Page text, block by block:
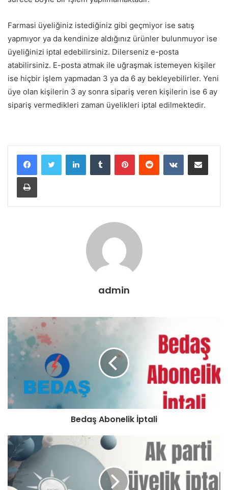
Farmasi üyeliğiniz istediğiniz gibi geçmiyor ise satış
yapmıyor ya da kendinize aldığınız ürünler bulunmuyor ise
üyeliğinizi iptal edebilirsiniz. Dilerseniz e-posta
atabilirsiniz. E-posta atmak ile uğraşmak istemeyen kişiler
ise hiçbir işlem yapmadan 3 ya da 6 ay bekleyebilirler. Yeni
üye olan kişilerin 3 ay sonra sipariş veren kişilerin ise 6 ay
sipariş vermedikleri zaman üyelikleri iptal edilmektedir.
LinkedInTumblr PinterestReddit VKontakteE-Posta ile paylaş
Yazdır
admin
Bedaş Abonelik İptali